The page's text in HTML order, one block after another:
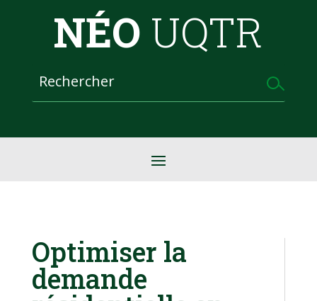
NÉO UQTR
Optimiser la
demande